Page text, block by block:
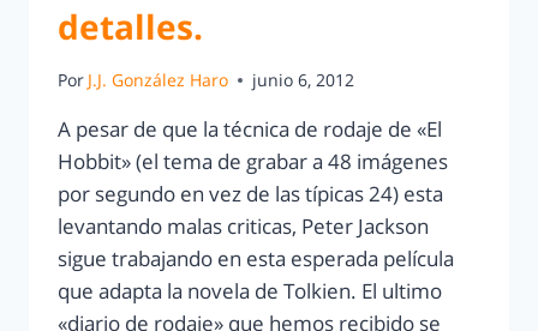
detalles.
Por J.J. González Haro junio 6, 2012
A pesar de que la técnica de rodaje de «El
Hobbit» (el tema de grabar a 48 imágenes
por segundo en vez de las típicas 24) esta
levantando malas criticas, Peter Jackson
sigue trabajando en esta esperada película
que adapta la novela de Tolkien. El ultimo
«diario de rodaje» que hemos recibido se